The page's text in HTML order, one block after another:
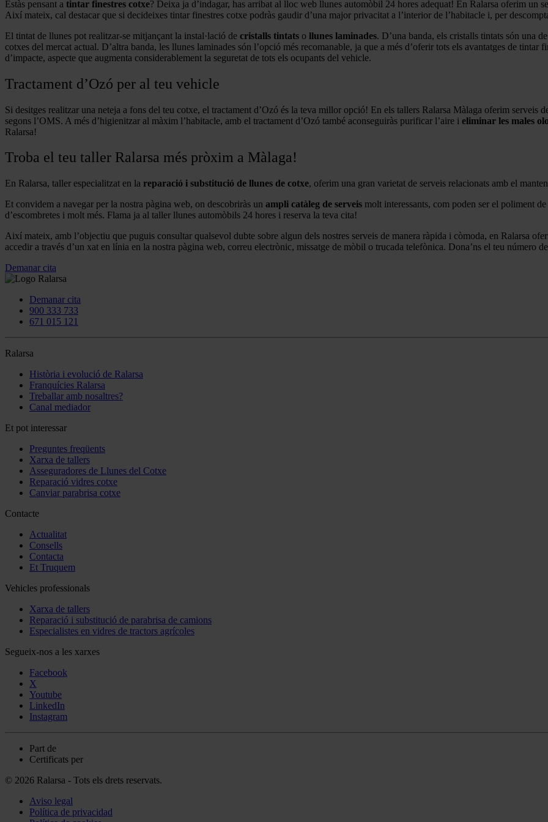
Estàs pensant a tintar finestres cotxe? Deixa ja d’indagar, has arribat al lloc web llunes automòbil 24 hores adequat! En Ralarsa oferim un
Així mateix, cal destacar que si decideixes tintar finestres cotxe podràs gaudir d’una major privacitat a l’interior de l’habitacle i, per
El tintat de llunes pot realitzar-se mitjançant la instal·lació de cristalls tintats o llunes laminades. D’una banda, els cristalls tintats són una
cotxes del mercat actual. D’altra banda, les llunes laminades són l’opció més recomanable, ja que a més d’oferir tots els avantatges de tintar
d’impacte, aspecte que augmenta considerablement la seguretat de tots els ocupants del vehicle.
Tractament d’Ozó per al teu vehicle
Si desitges realitzar una neteja a fons del teu cotxe, el tractament d’Ozó és la teva millor opció! En els tallers Ralarsa Màlaga oferim serveis
segons l’OMS. A més d’higienitzar al màxim l’habitacle, amb el tractament d’Ozó també aconseguiràs purificar l’aire i eliminar les males
Ralarsa!
Troba el teu taller Ralarsa més pròxim a Màlaga!
En Ralarsa, taller especialitzat en la reparació i substitució de llunes de cotxe, oferim una gran varietat de serveis relacionats amb el
Et convidem a navegar per la nostra pàgina web, on descobriràs un ampli catàleg de serveis molt interessants, com poden ser el poliment
d’escombretes i molt més. Flama ja al taller llunes automòbils 24 hores i reserva la teva cita!
Així mateix, amb l’objectiu que puguis consultar qualsevol dubte sobre algun dels nostres serveis de manera ràpida i còmoda, en Ralarsa
accedir a través d’un xat en línia en la nostra pàgina web, correu electrònic, missatge de mòbil o trucada telefònica. Dona’ns el teu número
Demanar cita
Demanar cita
900 333 733
671 015 121
Ralarsa
Història i evolució de Ralarsa
Franquícies Ralarsa
Treballar amb nosaltres?
Canal mediador
Et pot interessar
Preguntes freqüents
Xarxa de tallers
Asseguradores de Llunes del Cotxe
Reparació vidres cotxe
Canviar parabrisa cotxe
Contacte
Actualitat
Consells
Contacta
Et Truquem
Vehicles professionals
Xarxa de tallers
Reparació i substitució de parabrisa de camions
Especialistes en vidres de tractors agrícoles
Segueix-nos a les xarxes
Facebook
X
Youtube
LinkedIn
Instagram
Part de
Certificats per
© 2026 Ralarsa - Tots els drets reservats.
Aviso legal
Política de privacidad